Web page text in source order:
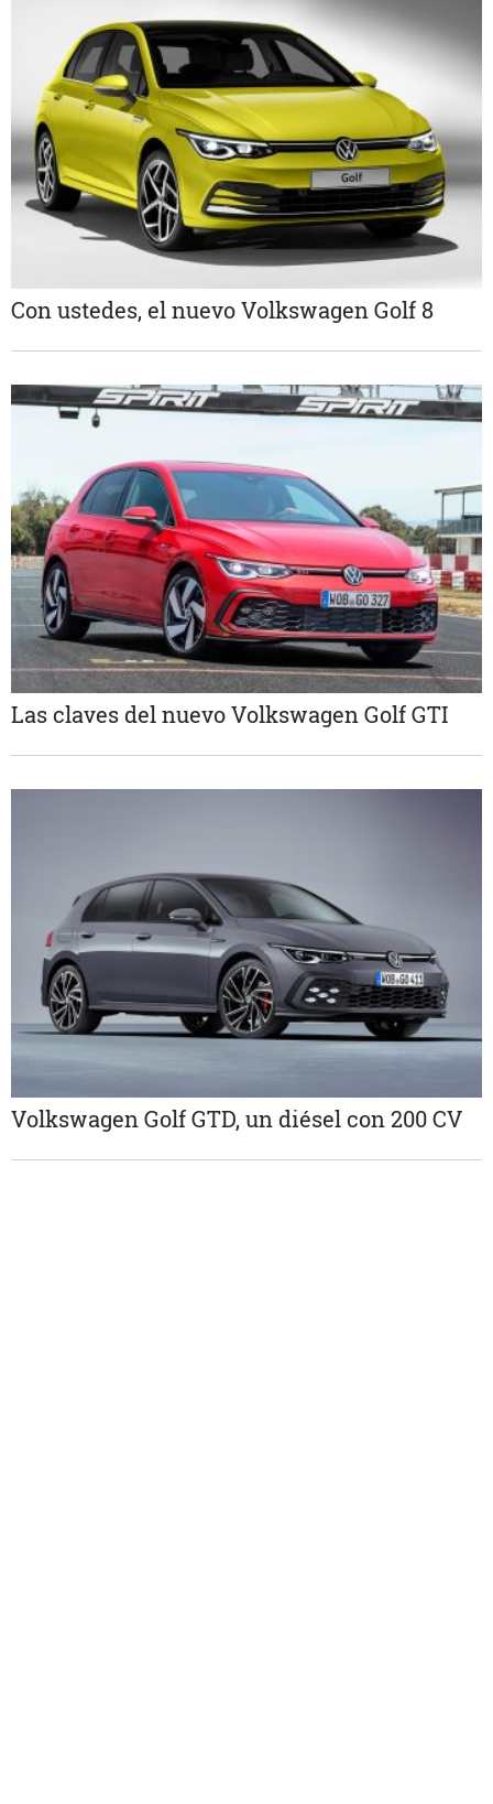
Con ustedes, el nuevo Volkswagen Golf 8
Las claves del nuevo Volkswagen Golf GTI
Volkswagen Golf GTD, un diésel con 200 CV